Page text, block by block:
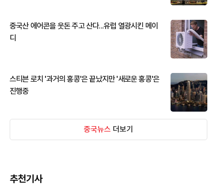
중국산 에어콘을 웃돈 주고 산다...유럽 열광시킨 메이
디
스티븐 로치 '과거의 홍콩'은 끝났지만 '새로운 홍콩'은
진행중
중국뉴스 더보기
추천기사